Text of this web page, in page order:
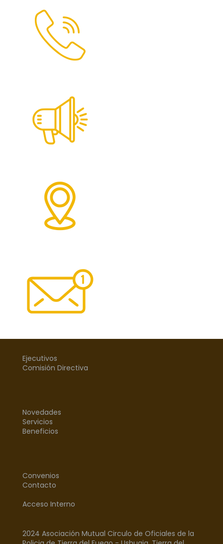
Ejecutivos
Comisión Directiva
Novedades
Servicios
Beneficios
Convenios
Contacto
Acceso Interno
2024 Asociación Mutual Circulo de Oficiales de la